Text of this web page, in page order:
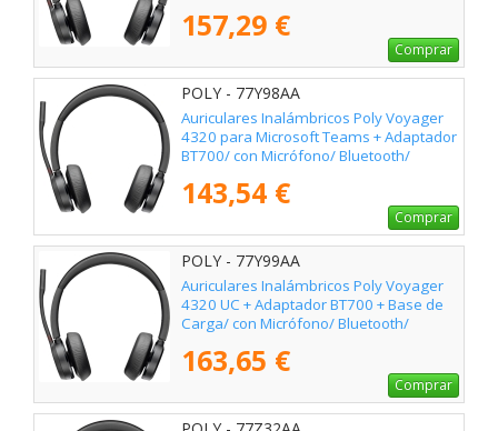
157,29 €
Comprar
POLY - 77Y98AA
Auriculares Inalámbricos Poly Voyager
4320 para Microsoft Teams + Adaptador
BT700/ con Micrófono/ Bluetooth/
143,54 €
Comprar
POLY - 77Y99AA
Auriculares Inalámbricos Poly Voyager
4320 UC + Adaptador BT700 + Base de
Carga/ con Micrófono/ Bluetooth/
163,65 €
Comprar